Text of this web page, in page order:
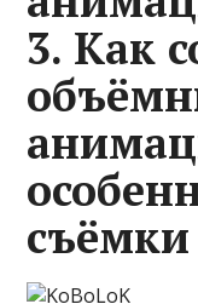
3. Как
съёмки